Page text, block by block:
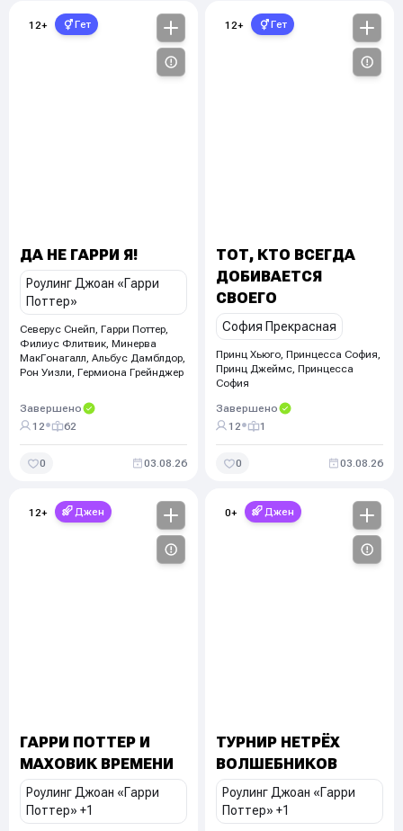
12+ Гет
ДА НЕ ГАРРИ Я!
Роулинг Джоан «Гарри
Поттер»
Северус Снейп, Гарри Поттер,
Филиус Флитвик, Минерва
МакГонагалл, Альбус Дамблдор,
Рон Уизли, Гермиона Грейнджер
Завершено
12• 62
0 03.08.26
12+ Гет
ТОТ, КТО ВСЕГДА
ДОБИВАЕТСЯ
СВОЕГО
София Прекрасная
Принц Хьюго, Принцесса София,
Принц Джеймс, Принцесса
София
Завершено
12• 1
0 03.08.26
12+ Джен
ГАРРИ ПОТТЕР И
МАХОВИК ВРЕМЕНИ
Роулинг Джоан «Гарри
Поттер» +1
0+ Джен
ТУРНИР НЕТРЁХ
ВОЛШЕБНИКОВ
Роулинг Джоан «Гарри
Поттер» +1